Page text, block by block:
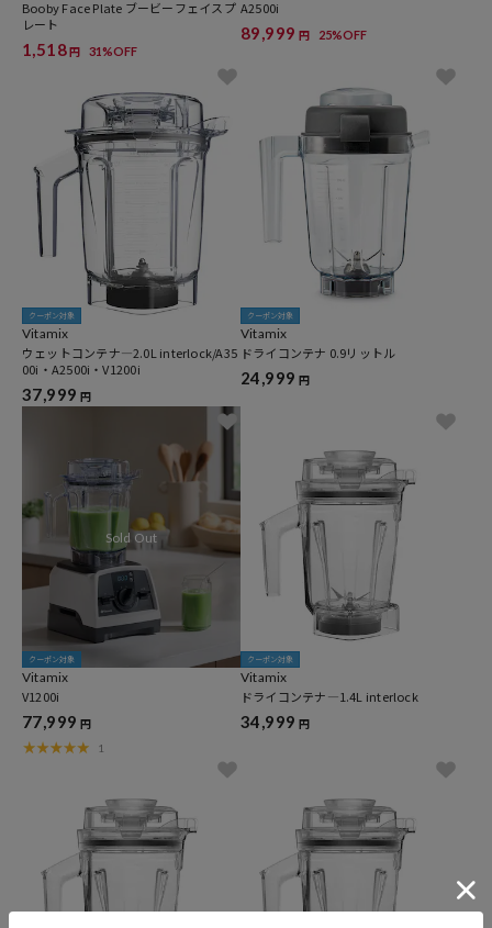
Booby Face Plate ブービーフェイスプ
レート
1,518円 31%OFF
A2500i
89,999 円 25%OFF
クーポン対象
Vitamix
ウェットコンテナ―2.0L interlock/A35
00i・A2500i・V1200i
37,999 円
クーポン対象
Vitamix
ドライコンテナ 0.9リットル
24,999 円
クーポン対象
Vitamix
V1200i
77,999 円
1
クーポン対象
Vitamix
ドライコンテナ―1.4L interlock
34,999 円